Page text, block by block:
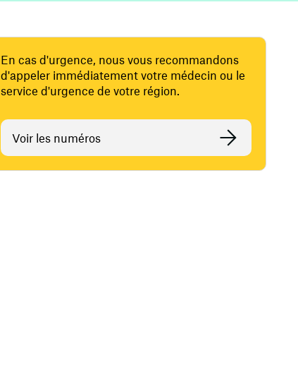
En cas d'urgence, nous vous recommandons
d'appeler immédiatement votre médecin ou le
service d'urgence de votre région.
Voir les numéros